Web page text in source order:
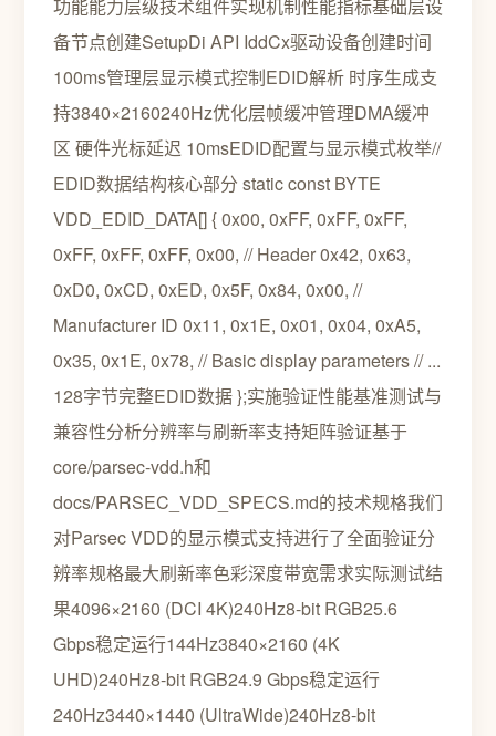
功能能力层级技术组件实现机制性能指标基础层设
备节点创建SetupDi API IddCx驱动设备创建时间
100ms管理层显示模式控制EDID解析 时序生成支
持3840×2160240Hz优化层帧缓冲管理DMA缓冲
区 硬件光标延迟 10msEDID配置与显示模式枚举//
EDID数据结构核心部分 static const BYTE
VDD_EDID_DATA[] { 0x00, 0xFF, 0xFF, 0xFF,
0xFF, 0xFF, 0xFF, 0x00, // Header 0x42, 0x63,
0xD0, 0xCD, 0xED, 0x5F, 0x84, 0x00, //
Manufacturer ID 0x11, 0x1E, 0x01, 0x04, 0xA5,
0x35, 0x1E, 0x78, // Basic display parameters // ...
128字节完整EDID数据 };实施验证性能基准测试与
兼容性分析分辨率与刷新率支持矩阵验证基于
core/parsec-vdd.h和
docs/PARSEC_VDD_SPECS.md的技术规格我们
对Parsec VDD的显示模式支持进行了全面验证分
辨率规格最大刷新率色彩深度带宽需求实际测试结
果4096×2160 (DCI 4K)240Hz8-bit RGB25.6
Gbps稳定运行144Hz3840×2160 (4K
UHD)240Hz8-bit RGB24.9 Gbps稳定运行
240Hz3440×1440 (UltraWide)240Hz8-bit